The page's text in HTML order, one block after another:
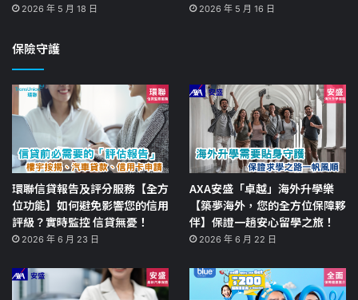
2026 年 5 月 18 日 2026 年 5 月 16 日
保險守護
環聯信貸報告及評分服務【全方
位功能】如何避免影響您的信用
評級？實時監控 信貸無憂！
2026 年 6 月 23 日
AXA安盛「卓越」海外升學樂
【築夢海外，您的全方位保障夥
伴】保證一趟安心留學之旅！
2026 年 6 月 22 日